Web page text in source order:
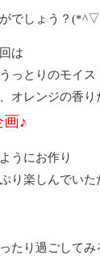
がでしょう？
は
っとりのモイス
オレンジの香
♪
うにお作り
り楽しんでいた
たり過ごしてみ